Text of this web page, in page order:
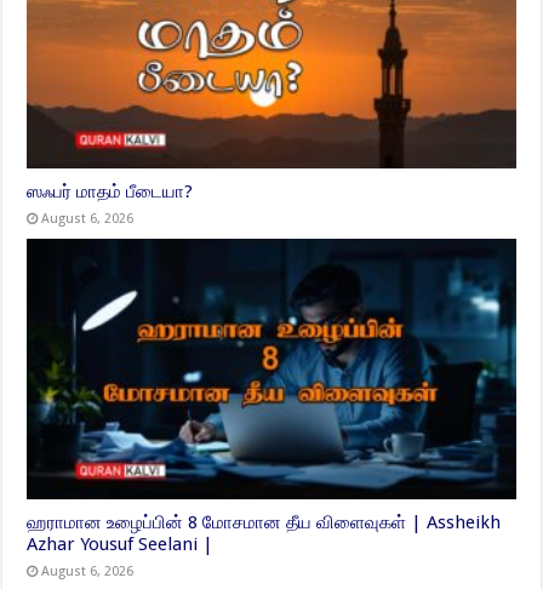
ஸஃபர் மாதம் பீடையா?
August 6, 2026
ஹராமான உழைப்பின் 8 மோசமான தீய விளைவுகள் | Assheikh
Azhar Yousuf Seelani |
August 6, 2026